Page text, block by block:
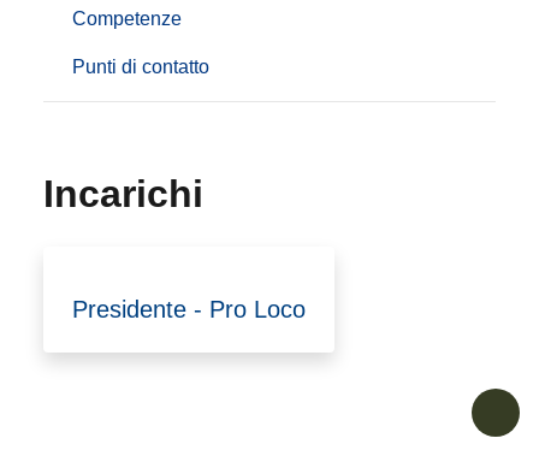
Competenze
Punti di contatto
Incarichi
Presidente - Pro Loco